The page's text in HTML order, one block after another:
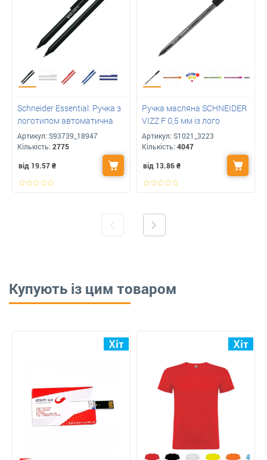
Schneider Essential. Ручка з
логотипом автоматична
Артикул: S93739_18947
Кількість: 2775
від 19.57₴
Ручка масляна SCHNEIDER
VIZZ F 0,5 мм із лого
Артикул: S1021_3223
Кількість: 4047
від 13.86₴
Купують із цим товаром